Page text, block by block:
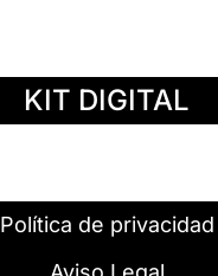
KIT DIGITAL
Política de privacidad